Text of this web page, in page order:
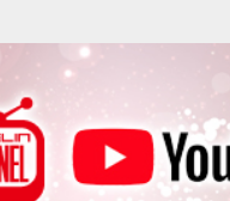
SCHEDULE